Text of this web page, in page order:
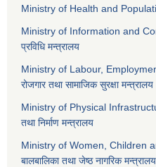
Ministry of Health and
Ministry of Information and
प्रविधि मन्त्रालय
Ministry of Labour,
रोजगार तथा सामाजिक सुरक्षा मन्त्रालय
Ministry of Physical
तथा निर्माण मन्त्रालय
Ministry of Women, Children
बालबालिका तथा जेष्ठ नागरिक मन्त्रालय